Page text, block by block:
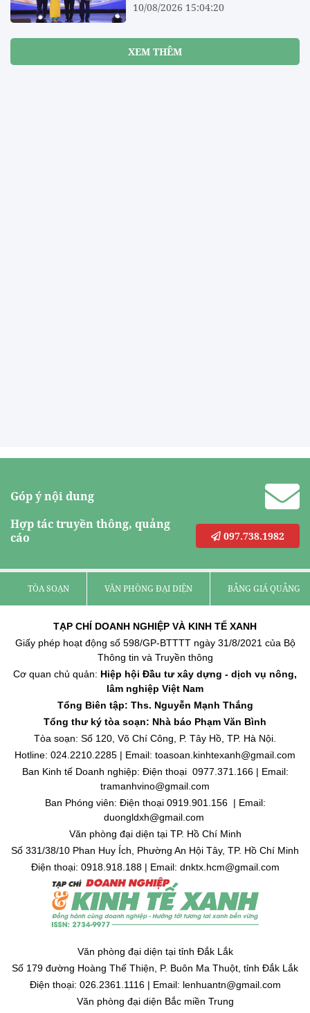
10/08/2026 15:04:20
XEM THÊM
Góp ý nội dung
Hợp tác truyền thông, quảng
cáo
097.738.1982
TÒA SOẠN VĂN PHÒNG ĐẠI DIỆN BẢNG GIÁ QUẢNG
TẠP CHÍ DOANH NGHIỆP VÀ KINH TẾ XANH
Giấy phép hoạt động số 598/GP-BTTTT ngày 31/8/2021 của Bộ
Thông tin và Truyền thông
Cơ quan chủ quản: Hiệp hội Đầu tư xây dựng - dịch vụ nông,
lâm nghiệp Việt Nam
Tổng Biên tập: Ths. Nguyễn Mạnh Thắng
Tổng thư ký tòa soạn: Nhà báo Phạm Văn Bình
Tòa soạn: Số 120, Võ Chí Công, P. Tây Hồ, TP. Hà Nội.
Hotline: 024.2210.2285 | Email: toasoan.kinhtexanh@gmail.com
Ban Kinh tế Doanh nghiệp: Điện thoại 0977.371.166 | Email:
tramanhvino@gmail.com
Ban Phóng viên: Điện thoại 0919.901.156 | Email:
duongldxh@gmail.com
Văn phòng đại diện tại TP. Hồ Chí Minh
Số 331/38/10 Phan Huy Ích, Phường An Hội Tây, TP. Hồ Chí Minh
Điện thoại: 0918.918.188 | Email: dnktx.hcm@gmail.com
Văn phòng đại diện tại tỉnh Đắk Lắk
Số 179 đường Hoàng Thế Thiện, P. Buôn Ma Thuột, tỉnh Đắk Lắk
Điện thoại: 026.2361.1116 | Email: lenhuantn@gmail.com
Văn phòng đại diện Bắc miền Trung